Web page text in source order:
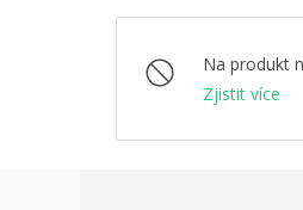
Na produkt
Zjistit více